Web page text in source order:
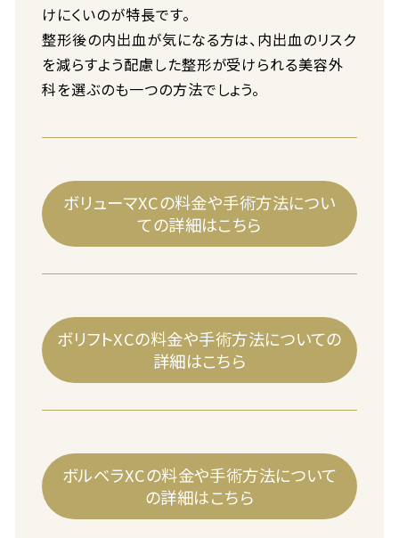
けにくいのが特長です。
整形後の内出血が気になる方は、内出血のリスク
を減らすよう配慮した整形が受けられる美容外
科を選ぶのも一つの方法でしょう。
ボリューマXCの料金や手術方法につい
ての詳細はこちら
ボリフトXCの料金や手術方法についての
詳細はこちら
ボルベラXCの料金や手術方法について
の詳細はこちら